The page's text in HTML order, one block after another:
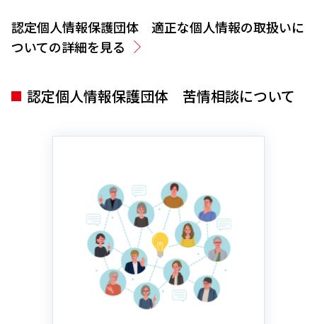
認定個人情報保護団体 適正な個人情報の取扱いに
ついての詳細を見る
認定個人情報保護団体 苦情相談について